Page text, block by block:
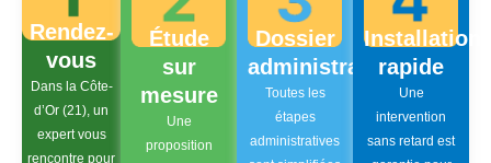
Rendez-
vous
Dans la Côte-
d’Or (21), un
expert vous
rencontre pour
Étude
sur
mesure
Une
proposition
Dossier
administratif
Toutes les
étapes
administratives
Installation
rapide
Une
intervention
sans retard est